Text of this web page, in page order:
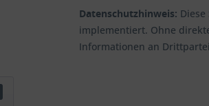
Datenschutzhinweis:
implementiert. Ohne
Informationen an